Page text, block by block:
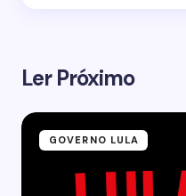
Ler Próximo
GOVERNO LULA